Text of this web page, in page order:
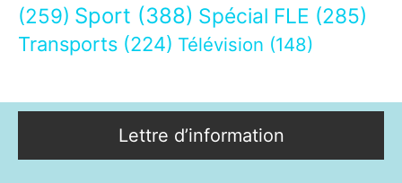
(259) Sport (388) Spécial FLE (285)
Transports (224) Télévision (148)
Lettre d’information